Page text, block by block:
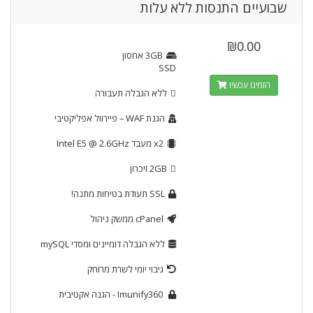
שבועיים התנסות ללא עלות
3GB אחסון
SSD
ללא הגבלה תעבורה
הגנת WAF
– פיירוול אפליקטיבי
x2 מעבד Intel E5 @ 2.6GHz
2GBזיכרון
SSL תעודת בטיחות מתנה!
cPanel ממשק ניהול
ללא הגבלהדומיינים ומסדי mySQL
גיבוי יומי לשרת מרוחק
Imunify360
- הגנה אקטיבית
₪0.00
הזמינו עכשיו